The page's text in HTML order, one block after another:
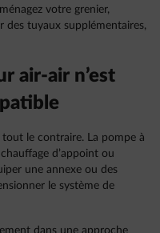
votre grenier,
des tuyaux supplémentaires,
air-air n’est
tout le contraire. La pompe à
d’appoint ou
une annexe ou des
le système de
dans une approche